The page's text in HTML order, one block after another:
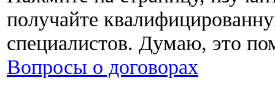
получайте
специалистов. Думаю, это
Вопросы о договорах